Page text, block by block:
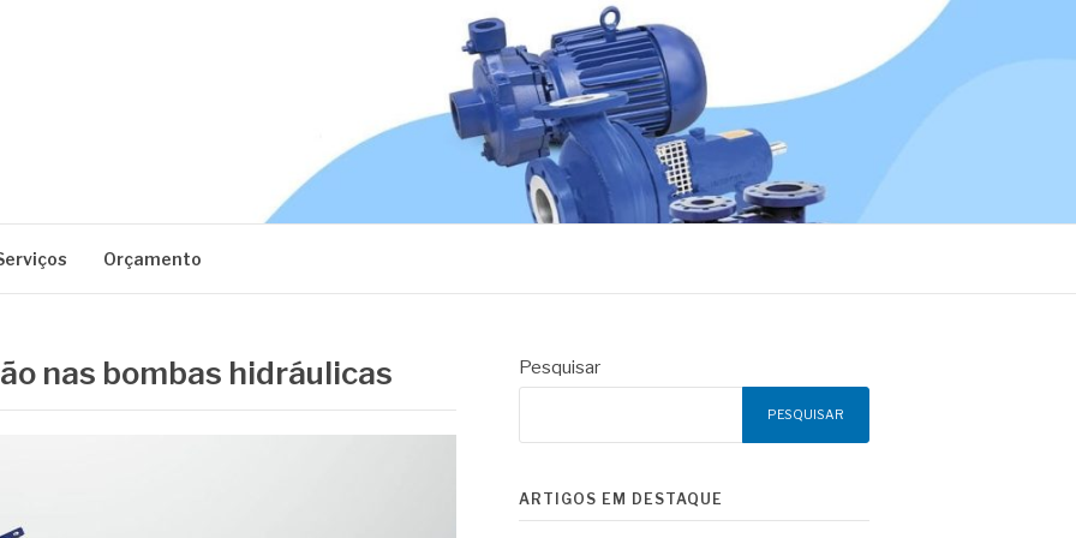
Orçamento
nas bombas hidráulicas Pesquisar
PESQUISAR
ARTIGOS EM DESTAQUE